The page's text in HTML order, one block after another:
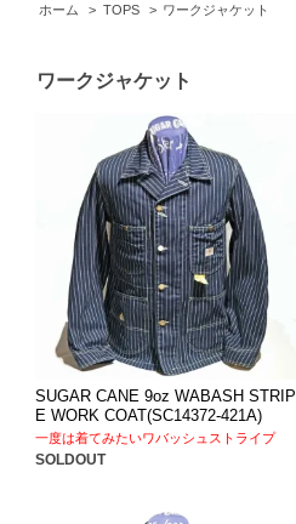
ホーム > TOPS > ワークジャケット
ワークジャケット
SUGAR CANE 9oz WABASH STRIP
E WORK COAT(SC14372-421A)
一度は着てみたいワバッシュストライプ
SOLDOUT